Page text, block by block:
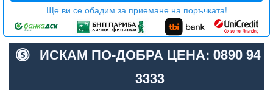
Ще ви се обадим за приемане на поръчката!
ИСКАМ ПО-ДОБРА ЦЕНА: 0890 94
3333